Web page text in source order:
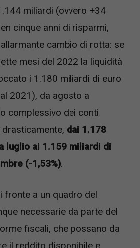
miliardi (ovvero +34
cinque anni di risparmi,
cambio di rotta: se
mesi del 2022 la liquidità
i 1.180 miliardi di euro
2021), da agosto a
complessivo dei conti
dai 1.178
luglio ai 1.159 miliardi di
(-1,53%).
fronte a un quadro del
necessarie da parte del
fiscali, che possano da
il reddito disponibile e